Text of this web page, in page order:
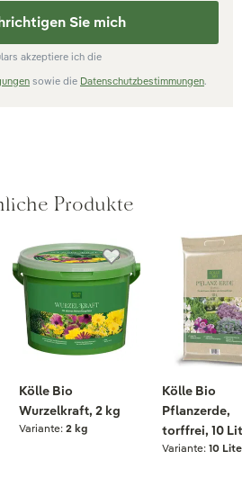
Sie mich
akzeptiere ich die
sowie die Datenschutzbestimmungen.
Produkte
Kölle Bio
Wurzelkraft, 2 kg
Variante:2 kg
Kölle Bio
Pflanzerde,
torffrei, 10
Variante: 10